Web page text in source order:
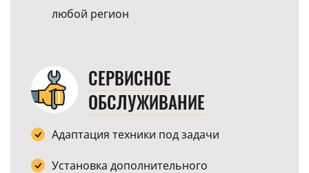
любой регион
СЕРВИСНОЕ
ОБСЛУЖИВАНИЕ
Адаптация техники под задачи
Установка дополнительного